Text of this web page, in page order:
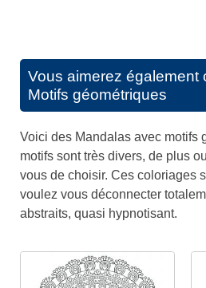
Vous aimerez également
Motifs géométriques
Voici des Mandalas avec motifs
motifs sont très divers, de plus
vous de choisir. Ces coloriages
voulez vous déconnecter
abstraits, quasi hypnotisant.